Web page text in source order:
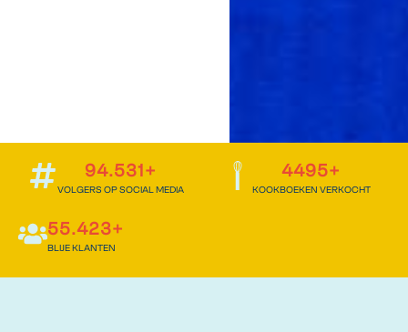
VOLGERS OP SOCIAL MEDIA
94.531+
KOOKBOEKEN VERKOCHT
4495+
BLIJE KLANTEN
55.423+